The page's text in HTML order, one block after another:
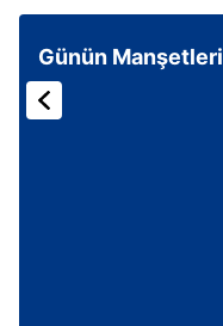
Günün Manşetleri